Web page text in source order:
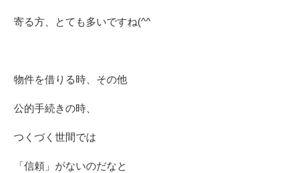
寄る方、とても多いですね(^^ゞ
物件を借りる時、その他
公的手続きの時、
つくづく世間では
「信頼」がないのだなと